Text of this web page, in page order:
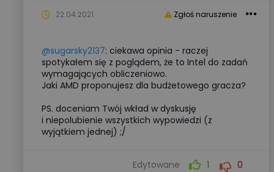
Zgłoś naruszenie
22.04.2021
@sugarsky2137: ciekawa opinia - raczej
spotykałem się z poglądem, że to Intel do zadań
wymagających obliczeniowo.
Jaki AMD proponujesz dla budżetowego gracza?
PS. doceniam Twój wkład w dyskusję
i niepolubienie wszystkich wypowiedzi (z
wyjątkiem jednej) ;/
Edytowane 1
0